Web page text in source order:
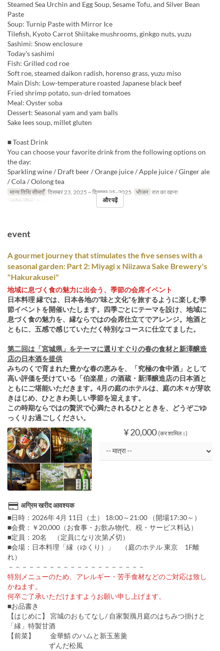
Steamed Sea Urchin and Egg Soup, Sesame Tofu, and Silver Bean
Paste
Soup: Turnip Paste with Mirror Ice
Tilefish, Kyoto Carrot Shiitake mushrooms, ginkgo nuts, yuzu
Sashimi: Snow enclosure
Today's sashimi
Fish: Grilled cod roe
Soft roe, steamed daikon radish, horenso grass, yuzu miso
Main Dish: Low-temperature roasted Japanese black beef
Fried shrimp potato, sun-dried tomatoes
Meal: Oyster soba
Dessert: Seasonal yam and yam balls
Sake lees soup, millet gluten
■ Toast Drink
You can choose your favorite drink from the following options on
the day:
Sparkling wine / Draft beer / Orange juice / Apple juice / Ginger ale
/ Cola / Oolong tea
मान्य तिथि सीमाएँ दिसम्बर 23, 2025 ~ दिसम्बर 25, 2025 भोजन रात का खाना
आदेश सीमा 2 ~ और पढ़ें
event
A gourmet journey that stimulates the five senses with a
seasonal garden: Part 2: Miyagi x Niizawa Sake Brewery's
"Hakurakusei"
地域に息づく食の魅力に出会う、季節の会席イベント
日本料理 縁では、日本各地の“味と文化”を旅するように楽しむ季
節イベントを開催いたします。四季ごとにテーマを設け、地域に
息づく食の魅力を、縁ならではの会席仕立てでアレンジ。地酒と
ともに、五感で感じていただく特別なコースに仕立てました。
第二回は「宮城県」をテーマに選りすぐりの春の食材と新澤醸造
店の日本酒を提供
みちのくで育まれた豊かな春の恵みを、「究極の食中酒」として
高い評価を受けている「伯楽星」の酒蔵・新澤醸造店の日本酒と
ともにご堪能いただきます。4月の庭のホテルは、庭の木々が芽吹
きはじめ、ひときわ美しい季節を迎えます。
この時期ならではの贅沢で心満たされるひとときを、どうぞごゆ
っくりお過ごしください。
¥ 20,000 (कर शामिल।)
अग्रिम खरीद आवश्यक
■日時：2026年 4月 11日（土） 18:00～21:00 （開場17:30～）
■会費：￥20,000（お食事・お飲み物代、税・サービス料込）
■定員：20名 （定員になり次第〆切）
■会場：日本料理「縁（ゆくり）」 （庭のホテル 東京 1F離
れ）
－－－－－－－－－－－－－－－－－－－－
特別メニューのため、アレルギー・苦手食材などのご対応は致し
かねます。
何卒ご了承いただけますようお願い申し上げます。
■お品書き
【はじめに】 宮城のおもてなし/ 自家製鴈月庭のはちみつ掛けと
「縁」特製甘酒
【前菜】 金華鯖 のハムと新玉葱羹
ずんだ松風